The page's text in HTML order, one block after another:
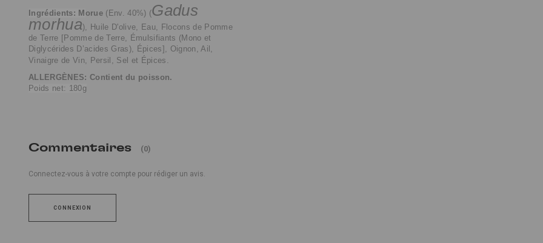
Ingrédients: M orue (Env. 40%) (Gadus
morhua),
Huile D'olive, Eau, Flocons de Pomme
de Terre [Pomme de Terre, Émulsifiants (Mono et
Diglycérides D’acides Gras), Épices], Oignon, Ail,
Vinaigre de Vin, Persil, Sel et Épices.
ALLERGÈNES: Contient du poisson.
Poids net: 180g
Commentaires (0)
Connectez-vous à votre compte pour rédiger un avis.
CONNEXION